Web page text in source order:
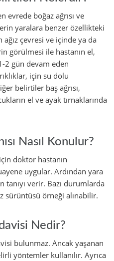
evrede boğaz ağrısı ve
yaralara benzer özellikteki
ağız çevresi ve içinde ya da
görülmesi ile hastanın el,
2 gün devam eden
için su dolu
belirtiler baş ağrısı,
el ve ayak tırnaklarında
Nasıl Konulur?
doktor hastanın
uygular. Ardından yara
verir. Bazı durumlarda
sürüntüsü örneği alınabilir.
Nedir?
bulunmaz. Ancak yaşanan
yöntemler kullanılır. Ayrıca